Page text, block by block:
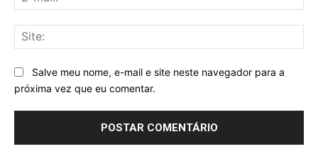
Salve meu nome, e-mail e site neste navegador para a
próxima vez que eu comentar.